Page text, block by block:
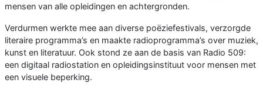
mensen van alle opleidingen en achtergronden.
Verdurmen werkte mee aan diverse poëziefestivals, verzorgde
literaire programma’s en maakte radioprogramma’s over muziek,
kunst en literatuur. Ook stond ze aan de basis van Radio 509:
een digitaal radiostation en opleidingsinstituut voor mensen met
een visuele beperking.